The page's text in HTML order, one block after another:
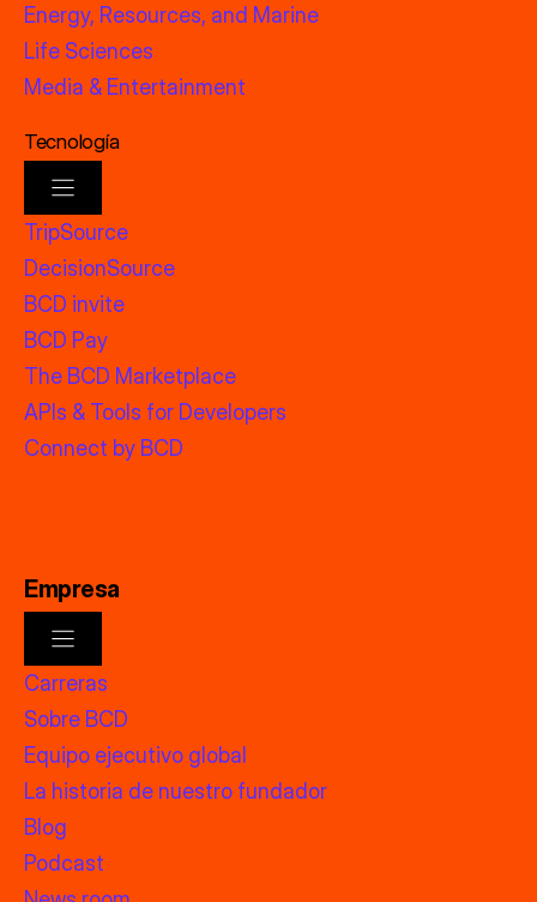
Energy, Resources, and Marine
Life Sciences
Media & Entertainment
Tecnología
TripSource
DecisionSource
BCD invite
BCD Pay
The BCD Marketplace
APIs & Tools for Developers
Connect by BCD
Empresa
Carreras
Sobre BCD
Equipo ejecutivo global
La historia de nuestro fundador
Blog
Podcast